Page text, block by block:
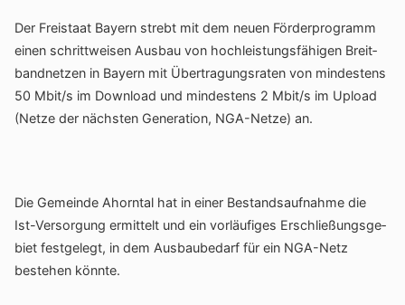
Der Frei­staat Bayern strebt mit dem neuen Förder­pro­gramm
einen schritt­weisen Ausbau von hoch­leis­tungs­fä­higen Breit­
band­netzen in Bayern mit Über­tra­gungs­raten von mindes­tens
50 Mbit/s im Down­load und mindes­tens 2 Mbit/s im Upload
(Netze der nächsten Gene­ra­tion, NGA-Netze) an.
Die Gemeinde Ahorntal hat in einer Bestands­auf­nahme die
Ist-Versor­gung ermit­telt und ein vorläu­figes Erschlie­ßungs­ge­
biet fest­ge­legt, in dem Ausbau­be­darf für ein NGA-Netz
bestehen könnte.